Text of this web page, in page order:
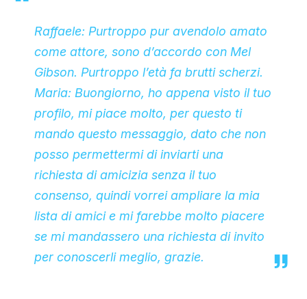
Raffaele: Purtroppo pur avendolo amato
come attore, sono d’accordo con Mel
Gibson. Purtroppo l’età fa brutti scherzi.
Maria: Buongiorno, ho appena visto il tuo
profilo, mi piace molto, per questo ti
mando questo messaggio, dato che non
posso permettermi di inviarti una
richiesta di amicizia senza il tuo
consenso, quindi vorrei ampliare la mia
lista di amici e mi farebbe molto piacere
se mi mandassero una richiesta di invito
per conoscerli meglio, grazie.